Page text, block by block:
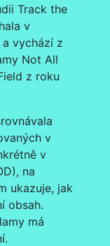
Track the
v
a vychází z
Not All
z roku
v
v
na
ukazuje, jak
obsah.
má